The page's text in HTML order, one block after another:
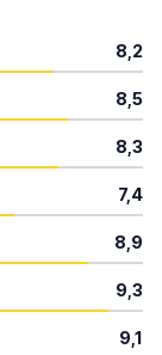
8,2
8,5
8,3
7,4
8,9
9,3
9,1